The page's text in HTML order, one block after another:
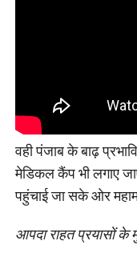
वही पंजाब के बाढ़
मेडिकल कैंप भी लगाए
पहुंचाई जा सके ओर
आपदा राहत प्रयासों के